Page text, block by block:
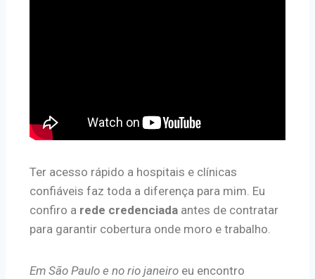
Ter acesso rápido a hospitais e clínicas
confiáveis faz toda a diferença para mim. Eu
confiro a rede credenciada antes de contratar
para garantir cobertura onde moro e trabalho.
Em São Paulo e no rio janeiro eu encontro